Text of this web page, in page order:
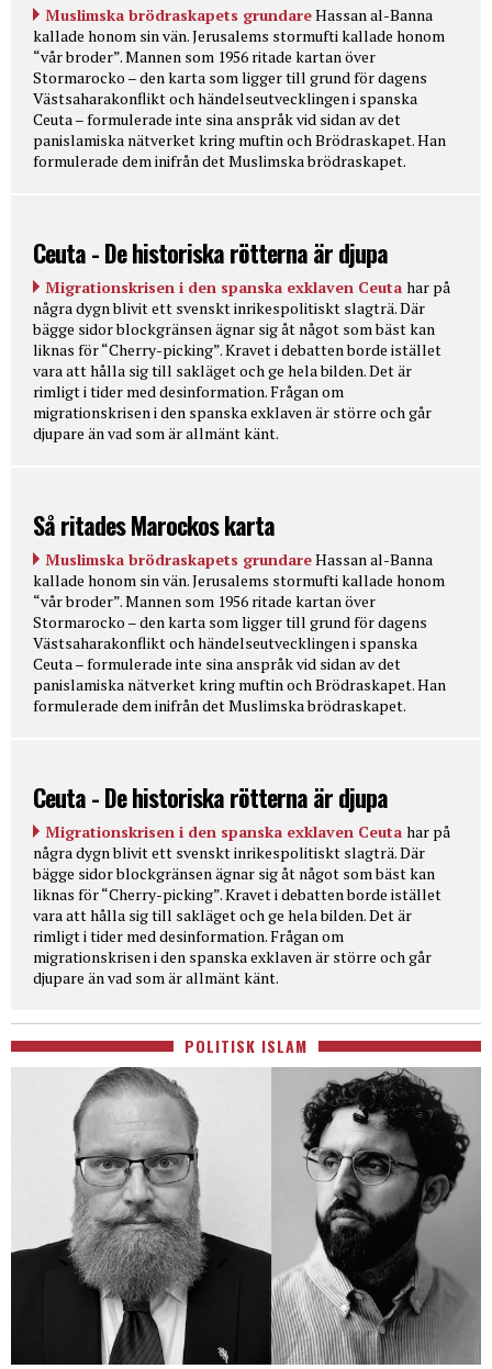
Muslimska brödraskapets grundareHassan al-Banna
kallade honom sin vän. Jerusalems stormufti kallade honom
“vår broder”. Mannen som 1956 ritade kartan över
Stormarocko – den karta som ligger till grund för dagens
Västsaharakonflikt och händelseutvecklingen i spanska
Ceuta – formulerade inte sina anspråk vid sidan av det
panislamiska nätverket kring muftin och Brödraskapet. Han
formulerade dem inifrån det Muslimska brödraskapet.
Ceuta - De historiska rötterna är djupa
Migrationskrisen i den spanska exklaven Ceuta har på
några dygn blivit ett svenskt inrikespolitiskt slagträ. Där
bägge sidor blockgränsen ägnar sig åt något som bäst kan
liknas för “Cherry-picking”. Kravet i debatten borde istället
vara att hålla sig till sakläget och ge hela bilden. Det är
rimligt i tider med desinformation. Frågan om
migrationskrisen i den spanska exklaven är större och går
djupare än vad som är allmänt känt.
Så ritades Marockos karta
Muslimska brödraskapets grundareHassan al-Banna
kallade honom sin vän. Jerusalems stormufti kallade honom
“vår broder”. Mannen som 1956 ritade kartan över
Stormarocko – den karta som ligger till grund för dagens
Västsaharakonflikt och händelseutvecklingen i spanska
Ceuta – formulerade inte sina anspråk vid sidan av det
panislamiska nätverket kring muftin och Brödraskapet. Han
formulerade dem inifrån det Muslimska brödraskapet.
Ceuta - De historiska rötterna är djupa
Migrationskrisen i den spanska exklaven Ceuta har på
några dygn blivit ett svenskt inrikespolitiskt slagträ. Där
bägge sidor blockgränsen ägnar sig åt något som bäst kan
liknas för “Cherry-picking”. Kravet i debatten borde istället
vara att hålla sig till sakläget och ge hela bilden. Det är
rimligt i tider med desinformation. Frågan om
migrationskrisen i den spanska exklaven är större och går
djupare än vad som är allmänt känt.
POLITISK ISLAM